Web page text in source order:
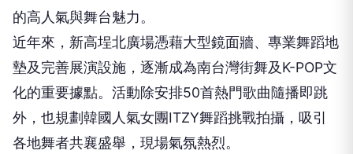
的高人氣與舞台魅力。
近年來，新高埕北廣場憑藉大型鏡面牆、專業舞蹈地
墊及完善展演設施，逐漸成為南台灣街舞及K-POP文
化的重要據點。活動除安排50首熱門歌曲隨播即跳
外，也規劃韓國人氣女團ITZY舞蹈挑戰拍攝，吸引
各地舞者共襄盛舉，現場氣氛熱烈。